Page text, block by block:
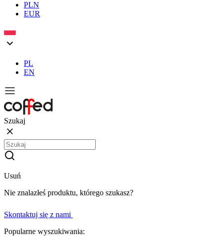
PLN
EUR
PL
EN
Szukaj
Usuń
Nie znalazłeś produktu, którego szukasz?
Skontaktuj się z nami
Popularne wyszukiwania: